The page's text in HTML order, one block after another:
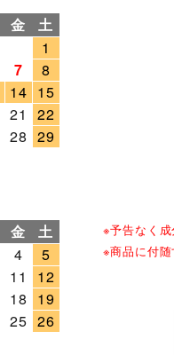
※予告なく
※商品に付
金
土
1
7
8
14 15
21
22
28 29
金
土
4
5
11
12
18
19
25 26